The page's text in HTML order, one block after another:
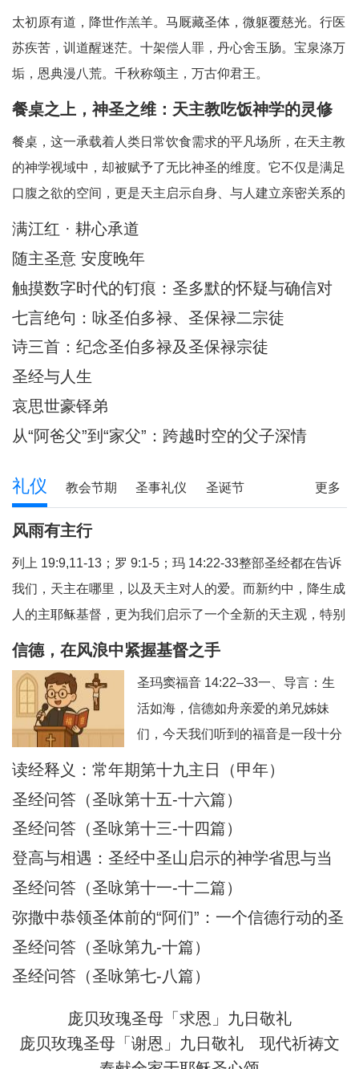
太初原有道，降世作羔羊。马厩藏圣体，微躯覆慈光。行医
苏疾苦，训道醒迷茫。十架偿人罪，丹心舍玉肠。宝泉涤万
垢，恩典漫八荒。千秋称颂主，万古仰君王。
餐桌之上，神圣之维：天主教吃饭神学的灵修
餐桌，这一承载着人类日常饮食需求的平凡场所，在天主教
的神学视域中，却被赋予了无比神圣的维度。它不仅是满足
口腹之欲的空间，更是天主启示自身、与人建立亲密关系的
神圣舞台。天主教吃饭神学中所蕴含的灵修智慧，引领我们
到其中深刻的属灵启迪。在人类日常生活中，
满江红 · 耕心承道
随主圣意 安度晚年
触摸数字时代的钉痕：圣多默的怀疑与确信对
AI时代的信仰启迪
七言绝句：咏圣伯多禄、圣保禄二宗徒
诗三首：纪念圣伯多禄及圣保禄宗徒
圣经与人生
哀思世豪铎弟
从“阿爸父”到“家父”：跨越时空的父子深情
更多
礼仪 教会节期 圣事礼仪 圣诞节
圣经研读
风雨有主行
列上 19:9,11-13；罗 9:1-5；玛 14:22-33整部圣经都在告诉
我们，天主在哪里，以及天主对人的爱。而新约中，降生成
人的主耶稣基督，更为我们启示了一个全新的天主观，特别
是在艰难困苦中陪伴我们的天主，我们今天从三个方面反省
（3）有主就平安。1、祈祷与生活祈祷，就
信德，在风浪中紧握基督之手
圣玛窦福音 14:22–33一、导言：生
活如海，信德如舟亲爱的弟兄姊妹
们，今天我们听到的福音是一段十分
震撼人心的经历：耶稣在海面上行
下沉，被耶稣所救。这不仅是一段神
迹，更是一幅信仰旅程的象征图画。
在这图画中，我们看到：风浪 = 生活
的试炼、恐惧、不安；船 = 教会与我
们的信仰生活；
读经释义：常年期第十九主日（甲年）
圣经问答（圣咏第十五-十六篇）
圣经问答（圣咏第十三-十四篇）
登高与相遇：圣经中圣山启示的神学省思与当
代意义
圣经问答（圣咏第十一-十二篇）
弥撒中恭领圣体前的“阿们”：一个信德行动的圣
经根源与神学意蕴
圣经问答（圣咏第九-十篇）
圣经问答（圣咏第七-八篇）
庞贝玫瑰圣母「求恩」九日敬礼
庞贝玫瑰圣母「谢恩」九日敬礼
现代祈祷文